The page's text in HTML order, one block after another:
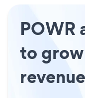
POWR
to